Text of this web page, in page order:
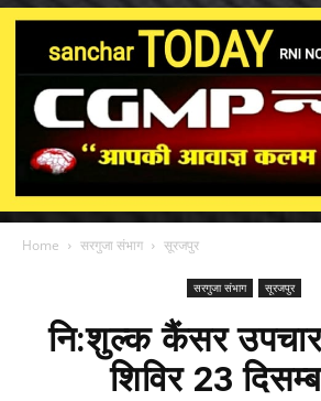
Home सरगुजा संभाग सूरजपुर
सरगुजा संभाग सूरजपुर
नि:शुल्क कैंसर उपचार
शिविर 23